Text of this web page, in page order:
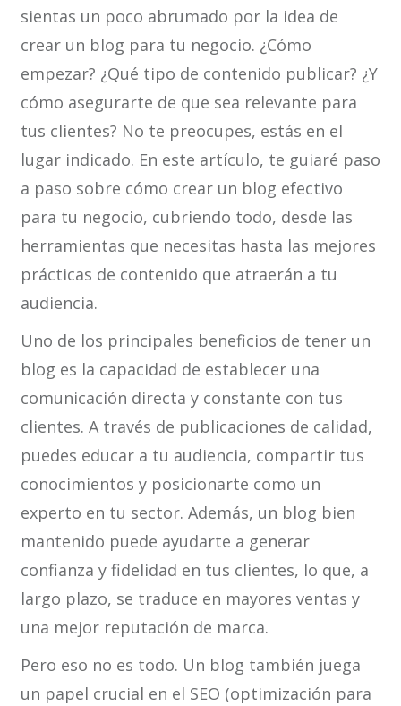
sientas un poco abrumado por la idea de
crear un blog para tu negocio. ¿Cómo
empezar? ¿Qué tipo de contenido publicar? ¿Y
cómo asegurarte de que sea relevante para
tus clientes? No te preocupes, estás en el
lugar indicado. En este artículo, te guiaré paso
a paso sobre cómo crear un blog efectivo
para tu negocio, cubriendo todo, desde las
herramientas que necesitas hasta las mejores
prácticas de contenido que atraerán a tu
audiencia.
Uno de los principales beneficios de tener un
blog es la capacidad de establecer una
comunicación directa y constante con tus
clientes. A través de publicaciones de calidad,
puedes educar a tu audiencia, compartir tus
conocimientos y posicionarte como un
experto en tu sector. Además, un blog bien
mantenido puede ayudarte a generar
confianza y fidelidad en tus clientes, lo que, a
largo plazo, se traduce en mayores ventas y
una mejor reputación de marca.
Pero eso no es todo. Un blog también juega
un papel crucial en el SEO (optimización para